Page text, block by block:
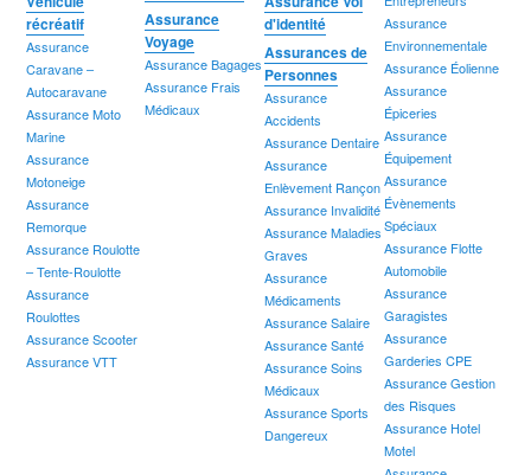
Assurance
Environnementale
Assurance Éolienne
Assurance
Épiceries
Assurance
Équipement
Assurance
Évènements
Spéciaux
Assurance Flotte
Automobile
Assurance
Garagistes
Assurance
Garderies CPE
Assurance Gestion
des Risques
Assurance Hotel
Motel
récréatif
Assurance
Caravane –
Autocaravane
Assurance Moto
Marine
Assurance
Motoneige
Assurance
Remorque
Assurance Roulotte
– Tente-Roulotte
Assurance
Roulottes
Assurance Scooter
Assurance VTT
d'identité
Assurance
Voyage
Assurance Bagages
Assurance Frais
Médicaux
Assurances de
Personnes
Assurance
Accidents
Assurance Dentaire
Assurance
Enlèvement Rançon
Assurance Invalidité
Assurance Maladies
Graves
Assurance
Médicaments
Assurance Salaire
Assurance Santé
Assurance Soins
Médicaux
Assurance Sports
Dangereux